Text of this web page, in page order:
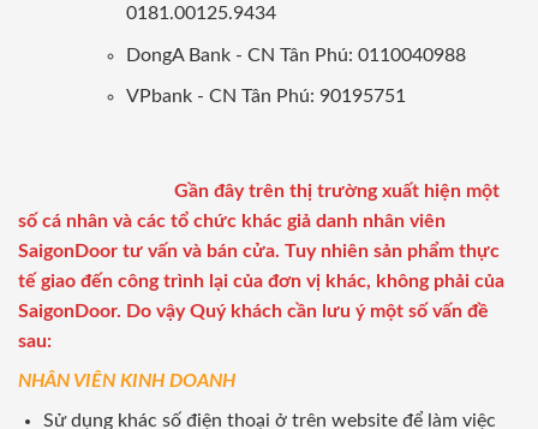
0181.00125.9434
DongA Bank - CN Tân Phú: 0110040988
VPbank - CN Tân Phú: 90195751
Gần đây trên thị trường xuất hiện một
số cá nhân và các tổ chức khác giả danh nhân viên
SaigonDoor tư vấn và bán cửa. Tuy nhiên sản phẩm thực
tế giao đến công trình lại của đơn vị khác, không phải của
SaigonDoor. Do vậy Quý khách cần lưu ý một số vấn đề
sau:
NHÂN VIÊN KINH DOANH
Sử dụng khác số điện thoại ở trên website để làm việc